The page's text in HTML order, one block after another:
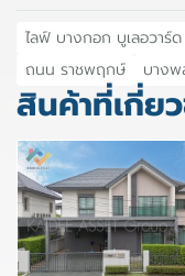
ไลฟ์ บางกอก บูเลอวาร์
ถนน ราชพฤกษ์
บางพ
สินค้าที่เกี่ย